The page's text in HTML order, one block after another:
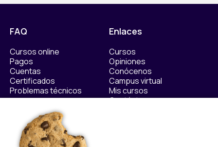
FAQ
Cursos online
Pagos
Cuentas
Certificados
Problemas técnicos
Enlaces
Cursos
Opiniones
Conócenos
Campus virtual
Mis cursos
Contáctanos​
Políticas